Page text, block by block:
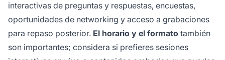
interactivas de preguntas y respuestas, encuestas,
oportunidades de networking y acceso a grabaciones
para repaso posterior. El horario y el formato también
son importantes; considera si prefieres sesiones